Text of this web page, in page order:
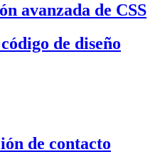
avanzada de CSS
de diseño
de contacto